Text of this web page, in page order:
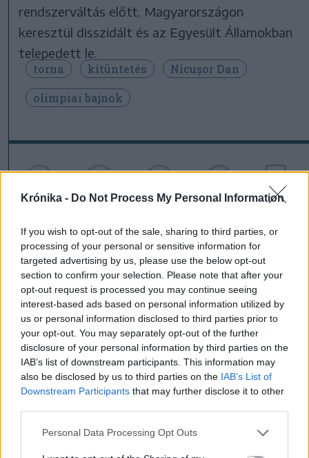
Krónika - Do Not Process My Personal Information
If you wish to opt-out of the sale, sharing to third parties, or
processing of your personal or sensitive information for
targeted advertising by us, please use the below opt-out
section to confirm your selection. Please note that after your
opt-out request is processed you may continue seeing
interest-based ads based on personal information utilized by
us or personal information disclosed to third parties prior to
your opt-out. You may separately opt-out of the further
disclosure of your personal information by third parties on the
IAB’s list of downstream participants. This information may
also be disclosed by us to third parties on the IAB’s List of
Downstream Participants that may further disclose it to other
Personal Data Processing Opt Outs
rendszerváltás előtt, Magyarországon
keresztül disszidált és az Egyesült Államokban
telepedett le.
torna kitüntetés
Nicușor Dan
olimpiai bajnok
szóljon hozzá!
Ezek is érdekelhetik
Krónika
Meddig használható még a
régi személyi?